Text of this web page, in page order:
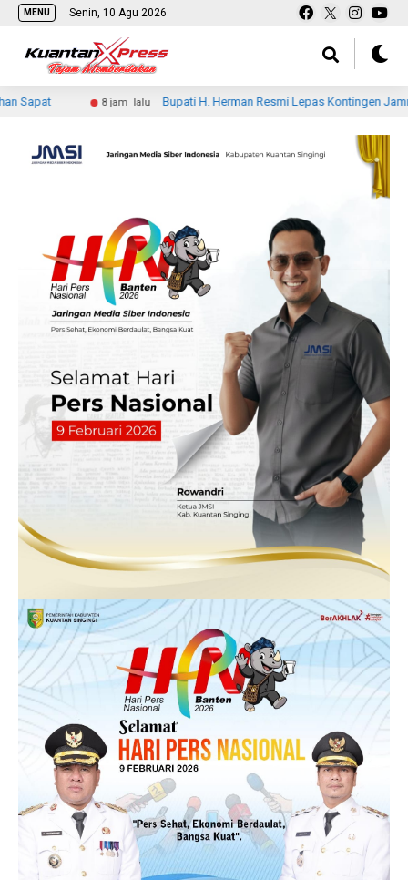
MENU Senin, 10 Agu 2026
8 jam lalu Bupati H. Herman Resmi Lepas Kontingen Jamnas XII